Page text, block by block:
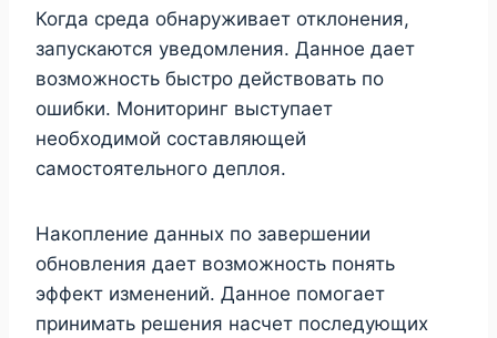
Когда среда обнаруживает отклонения,
запускаются уведомления. Данное дает
возможность быстро действовать по
ошибки. Мониторинг выступает
необходимой составляющей
самостоятельного деплоя.
Накопление данных по завершении
обновления дает возможность понять
эффект изменений. Данное помогает
принимать решения насчет последующих